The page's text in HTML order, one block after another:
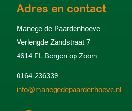
Adres en contact
Manege de Paardenhoeve
Verlengde Zandstraat 7
4614 PL Bergen op Zoom
0164-236339
info@manegedepaardenhoeve.nl